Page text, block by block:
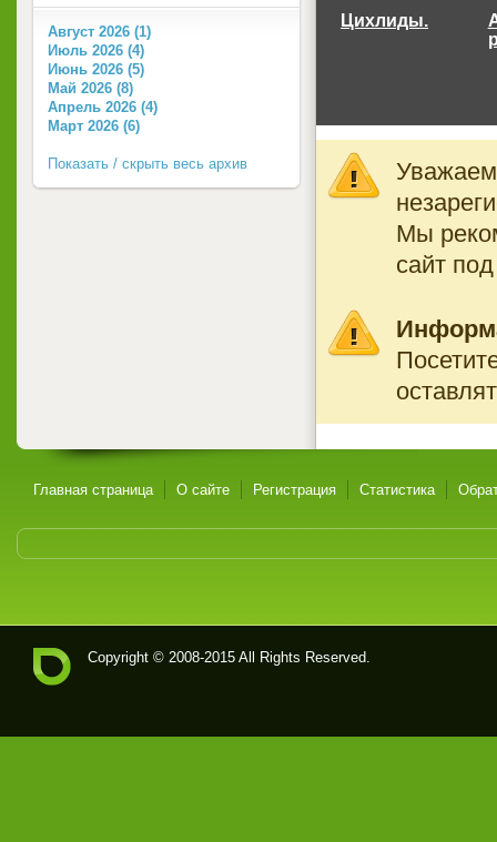
Цихлиды.
Мы
сайт
Август 2026 (1)
Июль 2026 (4)
Июнь 2026 (5)
Май 2026 (8)
Апрель 2026 (4)
Март 2026 (6)
Показать / скрыть весь архив
Главная страница О сайте Регистрация Статистика
Copyright © 2008-2015 All Rights Reserved.